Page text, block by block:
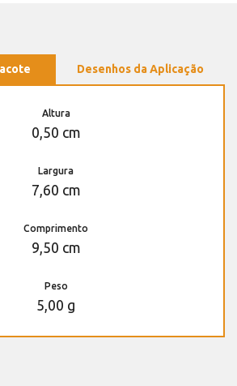
Desenhos da Aplicação
Altura
0,50 cm
Largura
7,60 cm
Comprimento
9,50 cm
Peso
5,00 g